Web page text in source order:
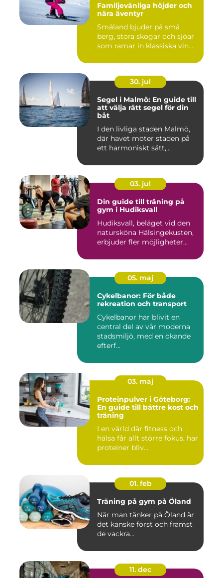
Familjevänliga höjder och
nära äventyr
Småland bjuder på små
berg, stora skogar och sjöar
som ramar in klassiska vin...
30. jul
Segel i Malmö: En guide till
att välja rätt segel för din
båt
I den livliga staden Malmö,
där havet möter staden på
ett harmoniskt sätt,...
03. jul
Din guide till träning på
gym i Hudiksvall
Hudiksvall, beläget vid den
natursköna Hälsingekusten,
erbjuder fler möjligheter...
05. maj
Cykelbanor: För både
rekreation och transport
Cykelbanor har blivit en
central del av vår moderna
stadsmiljö, med en ökande
efterf...
03. maj
Proteinpulver i Göteborg:
En guide till bättre kost och
träning
I en värld där fitness och
hälsa får allt större fokus, har
proteiner bliv...
01. feb
Träning på gym på Öland
När man tänker på Öland är
det kanske först och främst
de vackra...
11. dec